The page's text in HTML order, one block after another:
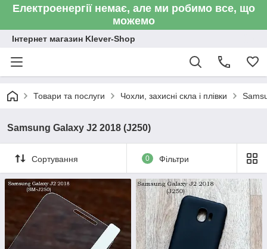
Електроенергії немає, але ми робимо все, що
можемо
Інтернет магазин Klever-Shop
Товари та послуги Чохли, захисні скла і плівки
Samsung Galaxy J2 2018 (J250)
Сортування 0 Фільтри